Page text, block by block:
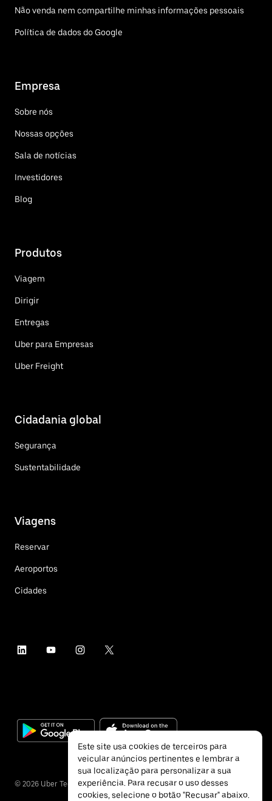
Não venda nem compartilhe minhas informações pessoais
Política de dados do Google
Empresa
Sobre nós
Nossas opções
Sala de notícias
Investidores
Blog
Produtos
Viagem
Dirigir
Entregas
Uber para Empresas
Uber Freight
Cidadania global
Segurança
Sustentabilidade
Viagens
Reservar
Aeroportos
Cidades
© 2026 Uber Technologies Inc.
Este site usa cookies de terceiros para
veicular anúncios pertinentes e lembrar a
sua localização para personalizar a sua
experiência. Para recusar o uso desses
cookies, selecione o botão "Recusar" abaixo.